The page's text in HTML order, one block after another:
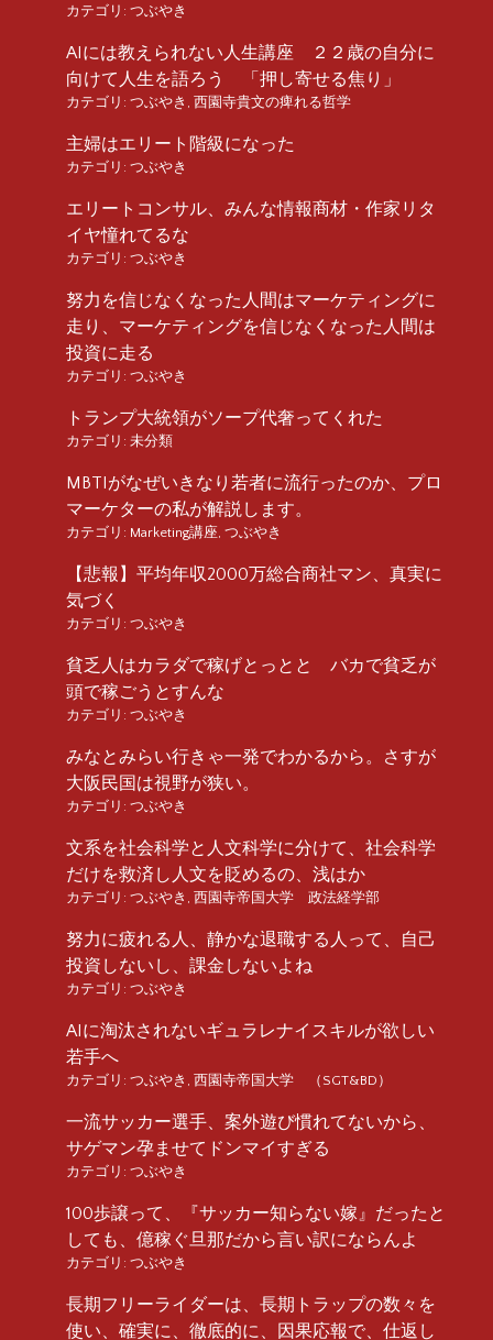
カテゴリ: つぶやき
AIには教えられない人生講座 ２２歳の自分に
向けて人生を語ろう 「押し寄せる焦り」
カテゴリ: つぶやき 西園寺貴文の痺れる哲学
主婦はエリート階級になった
カテゴリ: つぶやき
エリートコンサル、みんな情報商材・作家リタ
イヤ憧れてるな
カテゴリ: つぶやき
努力を信じなくなった人間はマーケティングに
走り、マーケティングを信じなくなった人間は
投資に走る
カテゴリ: つぶやき
トランプ大統領がソープ代奢ってくれた
カテゴリ: 未分類
MBTIがなぜいきなり若者に流行ったのか、プロ
マーケターの私が解説します。
カテゴリ: Marketing講座 つぶやき
【悲報】平均年収2000万総合商社マン、真実に
気づく
カテゴリ: つぶやき
貧乏人はカラダで稼げとっとと バカで貧乏が
頭で稼ごうとすんな
カテゴリ: つぶやき
みなとみらい行きゃ一発でわかるから。さすが
大阪民国は視野が狭い。
カテゴリ: つぶやき
文系を社会科学と人文科学に分けて、社会科学
だけを救済し人文を貶めるの、浅はか
カテゴリ: つぶやき 西園寺帝国大学 政法経学部
努力に疲れる人、静かな退職する人って、自己
投資しないし、課金しないよね
カテゴリ: つぶやき
AIに淘汰されないギュラレナイスキルが欲しい
若手へ
カテゴリ: つぶやき 西園寺帝国大学 （SGT&BD）
一流サッカー選手、案外遊び慣れてないから、
サゲマン孕ませてドンマイすぎる
カテゴリ: つぶやき
100歩譲って、『サッカー知らない嫁』だったと
しても、億稼ぐ旦那だから言い訳にならんよ
カテゴリ: つぶやき
長期フリーライダーは、長期トラップの数々を
使い、確実に、徹底的に、因果応報で、仕返し